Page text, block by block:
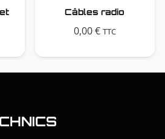
Câbles radio
0,00€ TTC